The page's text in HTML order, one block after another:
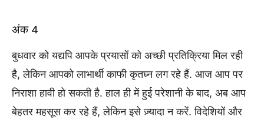
अंक 4
बुधवार को यद्यपि आपके प्रयासों को अच्छी प्रतिक्रिया मिल रही
है, लेकिन आपको लाभार्थी काफी कृतघ्न लग रहे हैं. आज आप पर
निराशा हावी हो सकती है. हाल ही में हुई परेशानी के बाद, अब आप
बेहतर महसूस कर रहे हैं, लेकिन इसे ज़्यादा न करें. विदेशियों और